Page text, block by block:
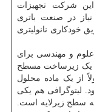
شرکت تجهیزات
در صنعت باتری
خودکاری نانولیتری
و مهندسی برای
یک زیرساخت مسطح
از یک ماده محلول
لیتوگرافی هم یکی
به سطح زیرلایه است.